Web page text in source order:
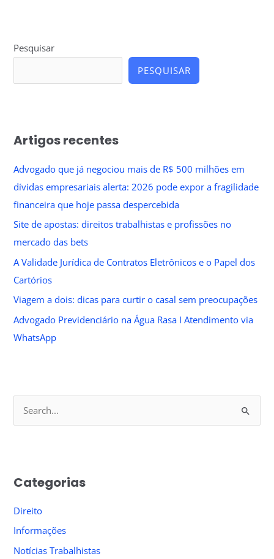
Pesquisar
PESQUISAR
Artigos recentes
Advogado que já negociou mais de R$ 500 milhões em
dívidas empresariais alerta: 2026 pode expor a fragilidade
financeira que hoje passa despercebida
Site de apostas: direitos trabalhistas e profissões no
mercado das bets
A Validade Jurídica de Contratos Eletrônicos e o Papel dos
Cartórios
Viagem a dois: dicas para curtir o casal sem preocupações
Advogado Previdenciário na Água Rasa I Atendimento via
WhatsApp
c
o
r
Categorias
Direito
Informações
Notícias Trabalhistas